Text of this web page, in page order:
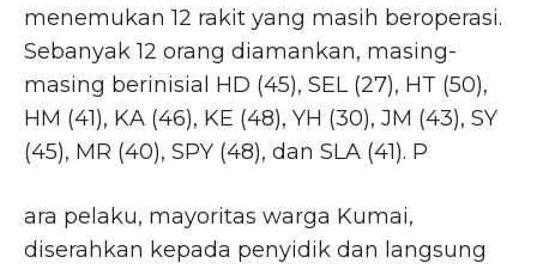
menemukan 12 rakit yang masih beroperasi.
Sebanyak 12 orang diamankan, masing-
masing berinisial HD (45), SEL (27), HT (50),
HM (41), KA (46), KE (48), YH (30), JM (43), SY
(45), MR (40), SPY (48), dan SLA (41). P
ara pelaku, mayoritas warga Kumai,
diserahkan kepada penyidik dan langsung